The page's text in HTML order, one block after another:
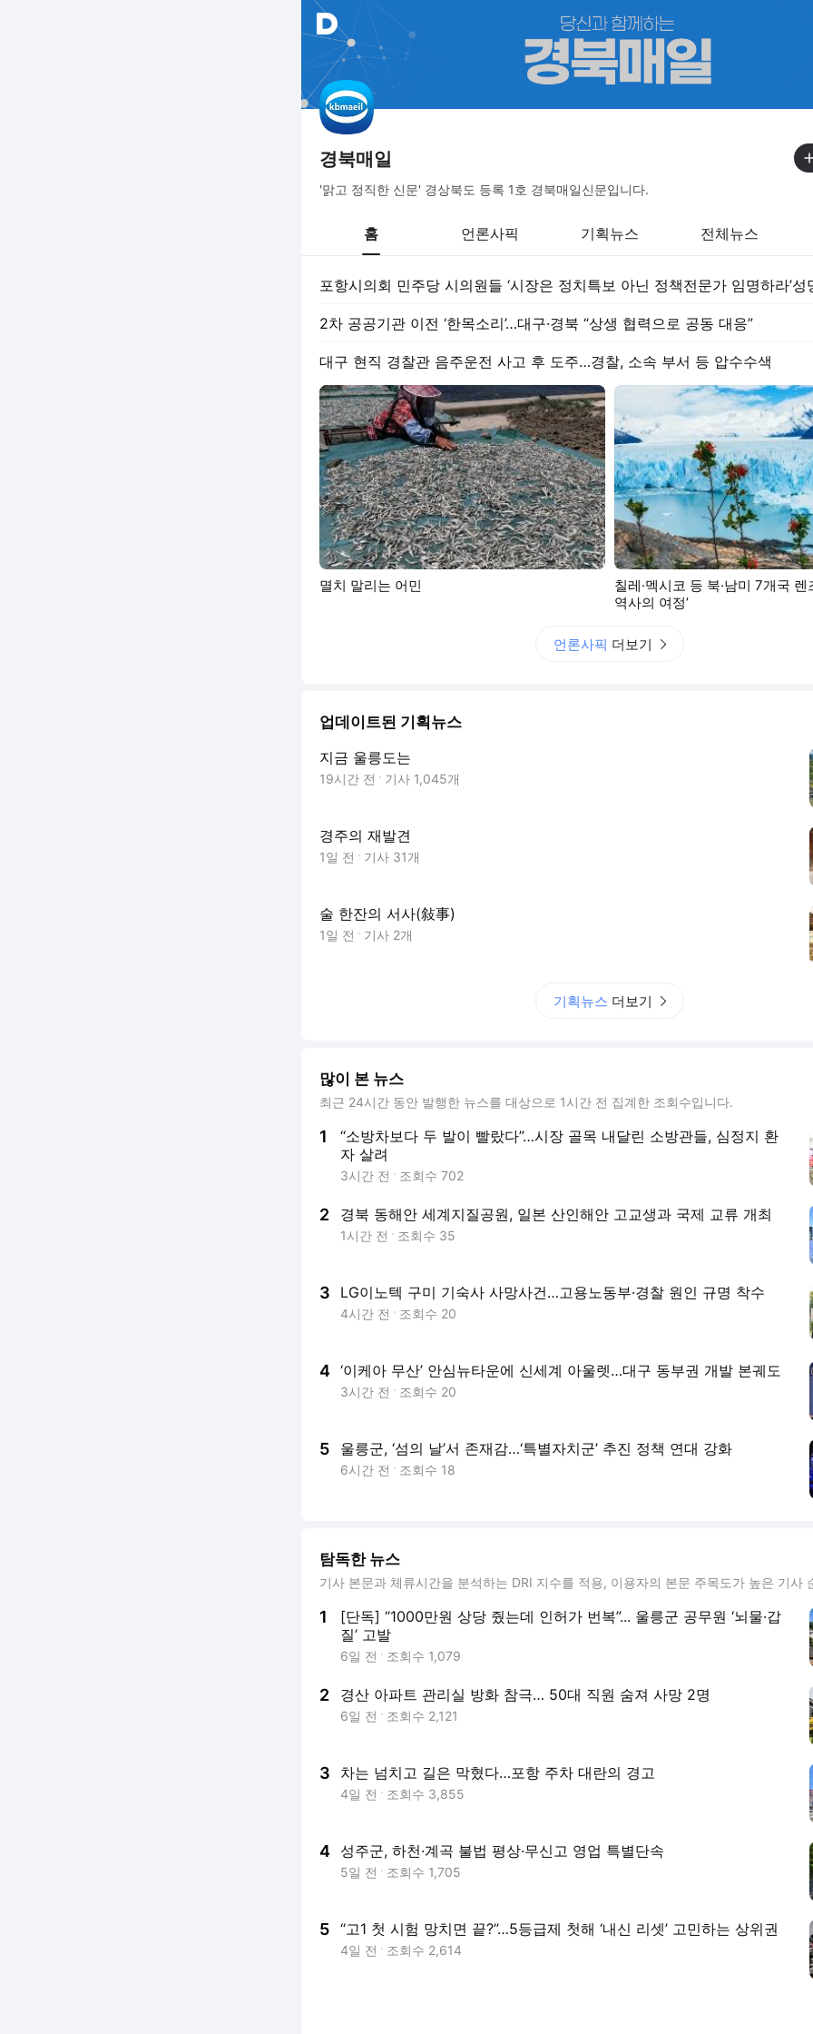
경북매일
'맑고 정직한 신문' 경상북도 등록 1호 경북매일신문입니다.
홈 언론사픽 기획뉴스 전체뉴스
포항시의회 민주당 시의원들 ‘시장은 정치특보 아닌 정책전문가 임명하라’성
2차 공공기관 이전 ‘한목소리’…대구·경북 “상생 협력으로 공동 대응”
대구 현직 경찰관 음주운전 사고 후 도주…경찰, 소속 부서 등 압수수색
멸치 말리는 어민
칠레·멕시코 등 북·남미 7개국 렌
역사의 여정’
언론사픽 더보기
업데이트된 기획뉴스
지금 울릉도는
19시간 전 기사 1,045개
경주의 재발견
1일 전 기사 31개
술 한잔의 서사(敍事)
1일 전 기사 2개
기획뉴스 더보기
많이 본 뉴스
최근 24시간 동안 발행한 뉴스를 대상으로 1시간 전 집계한 조회수입니다.
1
“소방차보다 두 발이 빨랐다”…시장 골목 내달린 소방관들, 심정지 환
자 살려
3시간 전 조회수 702
2 경북 동해안 세계지질공원, 일본 산인해안 고교생과 국제 교류 개최
1시간 전 조회수 35
3 LG이노텍 구미 기숙사 사망사건…고용노동부·경찰 원인 규명 착수
4시간 전 조회수 20
4 ‘이케아 무산’ 안심뉴타운에 신세계 아울렛…대구 동부권 개발 본궤도
3시간 전 조회수 20
5 울릉군, ‘섬의 날’서 존재감…‘특별자치군’ 추진 정책 연대 강화
6시간 전 조회수 18
탐독한 뉴스
기사 본문과 체류시간을 분석하는 DRI 지수를 적용, 이용자의 본문 주목도가 높은 기사
1
[단독] “1000만원 상당 줬는데 인허가 번복”... 울릉군 공무원 ‘뇌물·갑
질’ 고발
6일 전 조회수 1,079
2 경산 아파트 관리실 방화 참극… 50대 직원 숨져 사망 2명
6일 전 조회수 2,121
3 차는 넘치고 길은 막혔다…포항 주차 대란의 경고
4일 전 조회수 3,855
4 성주군, 하천·계곡 불법 평상·무신고 영업 특별단속
5일 전 조회수 1,705
5 “고1 첫 시험 망치면 끝?”…5등급제 첫해 ‘내신 리셋’ 고민하는 상위권
4일 전 조회수 2,614